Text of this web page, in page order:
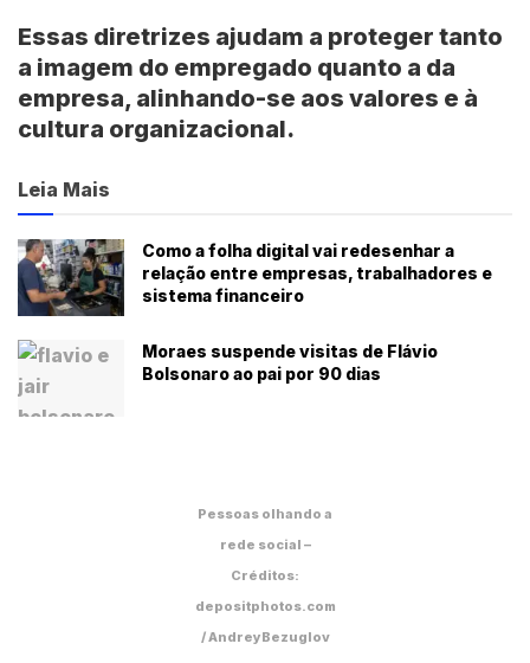
Essas diretrizes ajudam a proteger tanto
a imagem do empregado quanto a da
empresa, alinhando-se aos valores e à
cultura organizacional.
Leia Mais
Como a folha digital vai redesenhar a
relação entre empresas, trabalhadores e
sistema financeiro
Moraes suspende visitas de Flávio
Bolsonaro ao pai por 90 dias
Pessoas olhando a
rede social –
Créditos:
depositphotos.com
/ AndreyBezuglov